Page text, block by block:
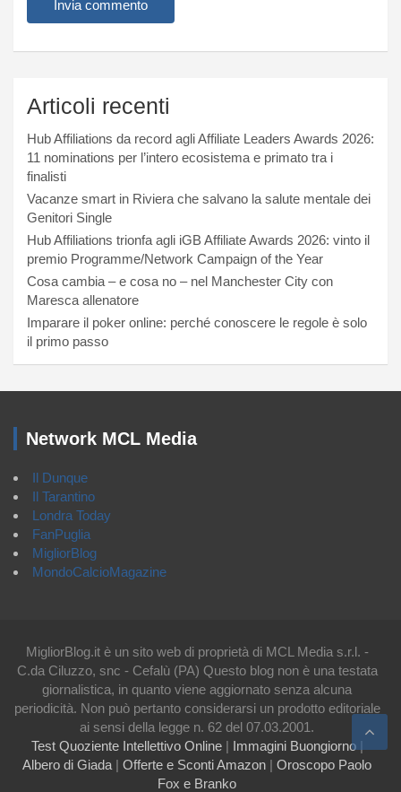
Articoli recenti
Hub Affiliations da record agli Affiliate Leaders Awards 2026:
11 nominations per l’intero ecosistema e primato tra i
finalisti
Vacanze smart in Riviera che salvano la salute mentale dei
Genitori Single
Hub Affiliations trionfa agli iGB Affiliate Awards 2026: vinto il
premio Programme/Network Campaign of the Year
Cosa cambia – e cosa no – nel Manchester City con
Maresca allenatore
Imparare il poker online: perché conoscere le regole è solo
il primo passo
Network MCL Media
Il Dunque
Il Tarantino
Londra Today
FanPuglia
MigliorBlog
MondoCalcioMagazine
MigliorBlog.it è un sito web di proprietà di MCL Media s.r.l. -
C.da Ciluzzo, snc - Cefalù (PA) Questo blog non è una testata
giornalistica, in quanto viene aggiornato senza alcuna
periodicità. Non può pertanto considerarsi un prodotto editoriale
ai sensi della legge n. 62 del 07.03.2001.
Test Quoziente Intellettivo Online| Immagini Buongiorno|
Albero di Giada | Offerte e Sconti Amazon | Oroscopo Paolo
Fox e Branko